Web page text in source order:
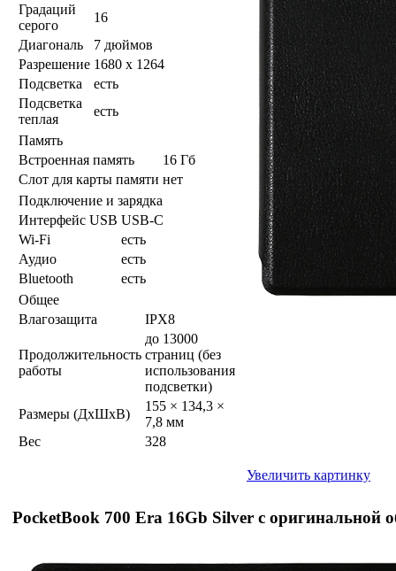
Градаций
серого
16
Диагональ
7 дюймов
Разрешение 1680 x 1264
Подсветка
есть
Подсветка
теплая
есть
Память
Встроенная память
16 Гб
Слот для карты памяти нет
Подключение и зарядка
Интерфейс USB USB-C
Wi-Fi
есть
Аудио
есть
Bluetooth
есть
Общее
Влагозащита
IPX8
Продолжительность
работы
до 13000
страниц (без
использования
подсветки)
Размеры (ДхШхВ)
155 × 134,3 ×
7,8 мм
Вес
328
Увеличить картинку
PocketBook 700 Era 16Gb Silver с оригинальной